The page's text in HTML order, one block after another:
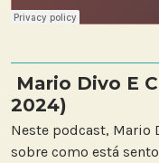
Mario Divo E
2024)
Neste podcast, Mario
sobre como está